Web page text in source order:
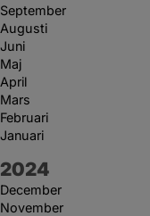
September
Augusti
Juni
Maj
April
Mars
Februari
Januari
År:
2024
December
November